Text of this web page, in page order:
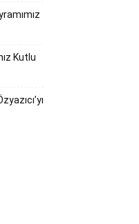
Kutlu